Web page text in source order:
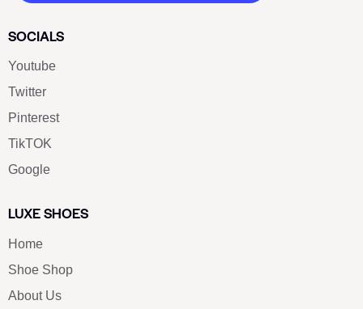
SOCIALS
Youtube
Twitter
Pinterest
TikTOK
Google
LUXE SHOES
Home
Shoe Shop
About Us